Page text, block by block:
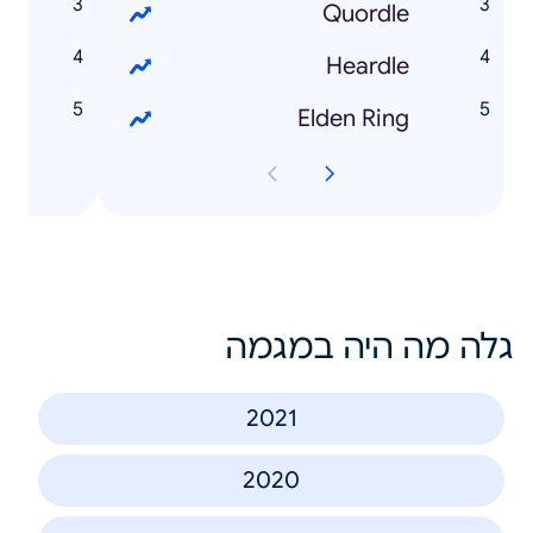
Quordle
Heardle
Elden Ring
גלה מה היה במגמה
2021
2020